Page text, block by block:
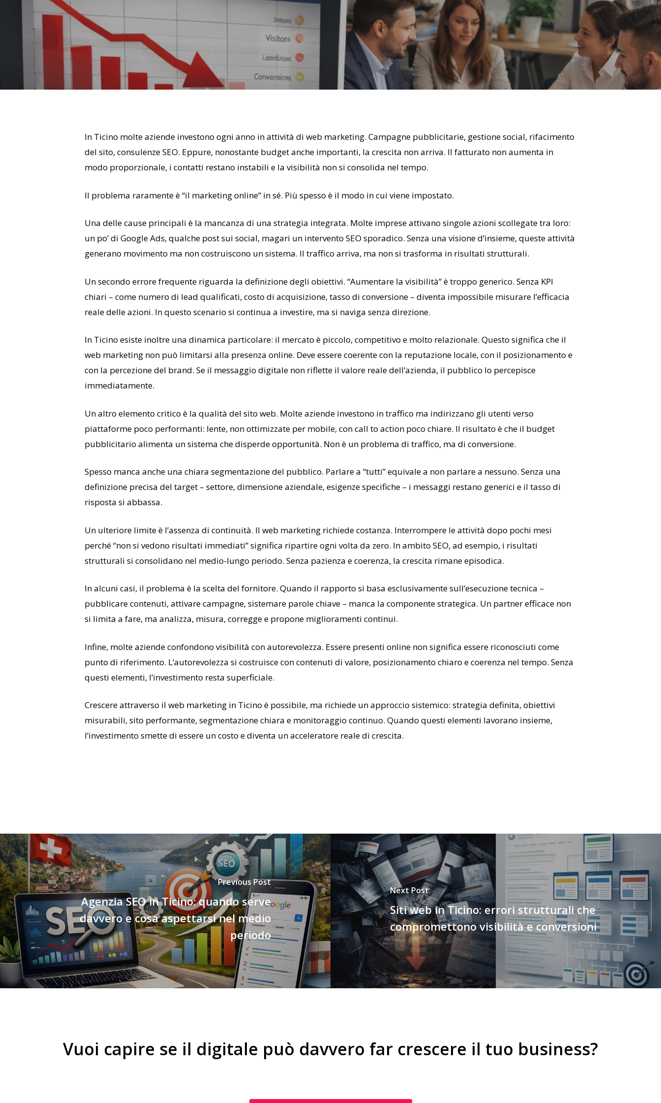
Hit enter to search or ESC to close
In Ticino molte aziende investono ogni anno in attività di web marketing. Campagne pubblicitarie, gestione social, rifacimento
del sito, consulenze SEO. Eppure, nonostante budget anche importanti, la crescita non arriva. Il fatturato non aumenta in
modo proporzionale, i contatti restano instabili e la visibilità non si consolida nel tempo.
Il problema raramente è “il marketing online” in sé. Più spesso è il modo in cui viene impostato.
Una delle cause principali è la mancanza di una strategia integrata. Molte imprese attivano singole azioni scollegate tra loro:
un po’ di Google Ads, qualche post sui social, magari un intervento SEO sporadico. Senza una visione d’insieme, queste attività
generano movimento ma non costruiscono un sistema. Il traffico arriva, ma non si trasforma in risultati strutturali.
Un secondo errore frequente riguarda la definizione degli obiettivi. “Aumentare la visibilità” è troppo generico. Senza KPI
chiari – come numero di lead qualificati, costo di acquisizione, tasso di conversione – diventa impossibile misurare l’efficacia
reale delle azioni. In questo scenario si continua a investire, ma si naviga senza direzione.
In Ticino esiste inoltre una dinamica particolare: il mercato è piccolo, competitivo e molto relazionale. Questo significa che il
web marketing non può limitarsi alla presenza online. Deve essere coerente con la reputazione locale, con il posizionamento e
con la percezione del brand. Se il messaggio digitale non riflette il valore reale dell’azienda, il pubblico lo percepisce
immediatamente.
Un altro elemento critico è la qualità del sito web. Molte aziende investono in traffico ma indirizzano gli utenti verso
piattaforme poco performanti: lente, non ottimizzate per mobile, con call to action poco chiare. Il risultato è che il budget
pubblicitario alimenta un sistema che disperde opportunità. Non è un problema di traffico, ma di conversione.
Spesso manca anche una chiara segmentazione del pubblico. Parlare a “tutti” equivale a non parlare a nessuno. Senza una
definizione precisa del target – settore, dimensione aziendale, esigenze specifiche – i messaggi restano generici e il tasso di
risposta si abbassa.
Un ulteriore limite è l’assenza di continuità. Il web marketing richiede costanza. Interrompere le attività dopo pochi mesi
perché “non si vedono risultati immediati” significa ripartire ogni volta da zero. In ambito SEO, ad esempio, i risultati
strutturali si consolidano nel medio-lungo periodo. Senza pazienza e coerenza, la crescita rimane episodica.
In alcuni casi, il problema è la scelta del fornitore. Quando il rapporto si basa esclusivamente sull’esecuzione tecnica –
pubblicare contenuti, attivare campagne, sistemare parole chiave – manca la componente strategica. Un partner efficace non
si limita a fare, ma analizza, misura, corregge e propone miglioramenti continui.
Infine, molte aziende confondono visibilità con autorevolezza. Essere presenti online non significa essere riconosciuti come
punto di riferimento. L’autorevolezza si costruisce con contenuti di valore, posizionamento chiaro e coerenza nel tempo. Senza
questi elementi, l’investimento resta superficiale.
Crescere attraverso il web marketing in Ticino è possibile, ma richiede un approccio sistemico: strategia definita, obiettivi
misurabili, sito performante, segmentazione chiara e monitoraggio continuo. Quando questi elementi lavorano insieme,
l’investimento smette di essere un costo e diventa un acceleratore reale di crescita.
Previous Post
Agenzia SEO in Ticino: quando serve
davvero e cosa aspettarsi nel medio
periodo
Next Post
Siti web in Ticino: errori strutturali che
compromettono visibilità e conversioni
Vuoi capire se il digitale può davvero far crescere il tuo business?